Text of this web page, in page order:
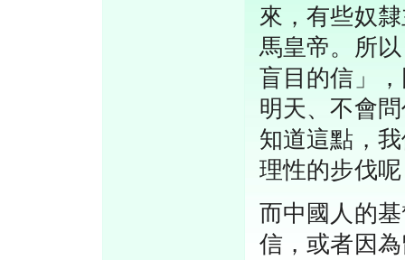
來，有些奴
馬皇帝。所
盲目的信」
明天、不會
知道這點，
理性的步伐
而中國人的
信，或者因